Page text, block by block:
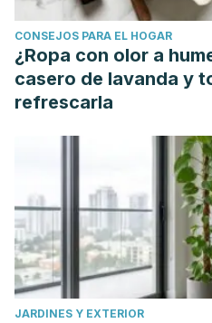
CONSEJOS PARA EL HOGAR
¿Ropa con olor a
casero de lavanda y
refrescarla
JARDINES Y EXTERIOR